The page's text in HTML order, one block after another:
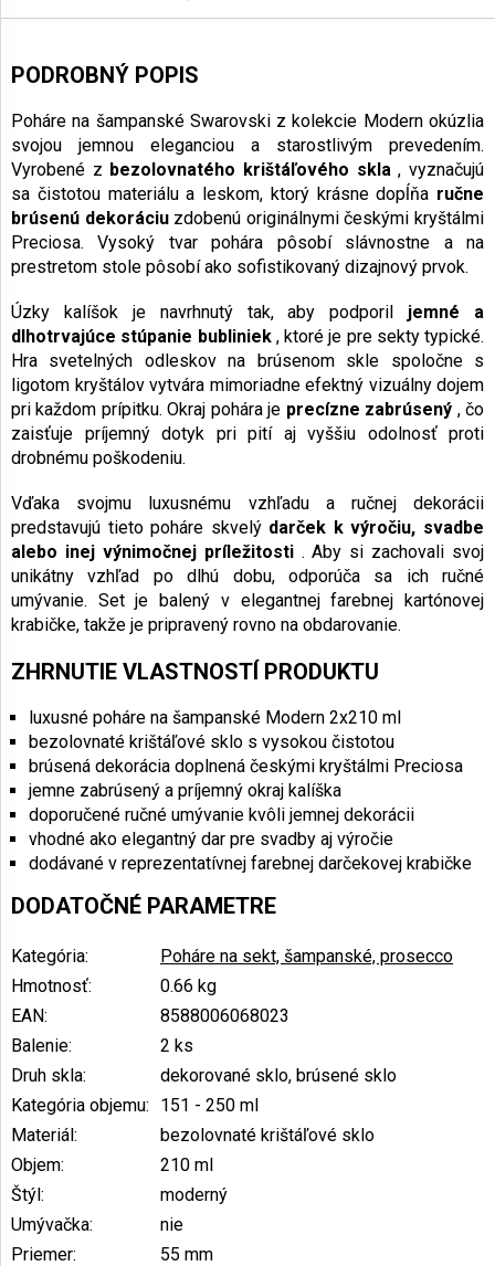
PODROBNÝ POPIS
Poháre na šampanské Swarovski z kolekcie Modern okúzlia
svojou jemnou eleganciou a starostlivým prevedením.
Vyrobené z bezolovnatého krištáľového skla , vyznačujú
sa čistotou materiálu a leskom, ktorý krásne dopĺňa ručne
brúsenú dekoráciuzdobenú originálnymi českými kryštálmi
Preciosa. Vysoký tvar pohára pôsobí slávnostne a na
prestretom stole pôsobí ako sofistikovaný dizajnový prvok.
Úzky kalíšok je navrhnutý tak, aby podporil jemné a
dlhotrvajúce stúpanie bubliniek, ktoré je pre sekty typické.
Hra svetelných odleskov na brúsenom skle spoločne s
ligotom kryštálov vytvára mimoriadne efektný vizuálny dojem
pri každom prípitku. Okraj pohára je precízne zabrúsený , čo
zaisťuje príjemný dotyk pri pití aj vyššiu odolnosť proti
drobnému poškodeniu.
Vďaka svojmu luxusnému vzhľadu a ručnej dekorácii
predstavujú tieto poháre skvelý darček k výročiu, svadbe
alebo inej výnimočnej príležitosti. Aby si zachovali svoj
unikátny vzhľad po dlhú dobu, odporúča sa ich ručné
umývanie. Set je balený v elegantnej farebnej kartónovej
krabičke, takže je pripravený rovno na obdarovanie.
ZHRNUTIE VLASTNOSTÍ PRODUKTU
luxusné poháre na šampanské Modern 2x210 ml
bezolovnaté krištáľové sklo s vysokou čistotou
brúsená dekorácia doplnená českými kryštálmi Preciosa
jemne zabrúsený a príjemný okraj kalíška
doporučené ručné umývanie kvôli jemnej dekorácii
vhodné ako elegantný dar pre svadby aj výročie
dodávané v reprezentatívnej farebnej darčekovej krabičke
DODATOČNÉ PARAMETRE
Kategória:
Poháre na sekt, šampanské, prosecco
Hmotnosť:
0.66 kg
EAN:
8588006068023
Balenie:
2 ks
Druh skla:
dekorované sklo, brúsené sklo
Kategória objemu:
151 - 250 ml
Materiál:
bezolovnaté krištáľové sklo
Objem:
210 ml
Štýl:
moderný
Umývačka:
nie
Priemer:
55 mm